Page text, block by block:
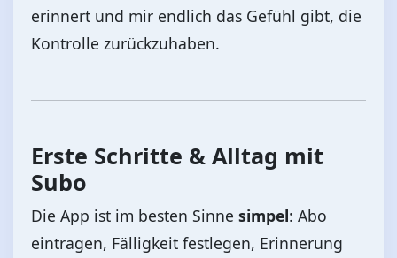
erinnert und mir endlich das Gefühl gibt, die
Kontrolle zurückzuhaben.
Erste Schritte & Alltag mit
Subo
Die App ist im besten Sinne simpel: Abo
eintragen, Fälligkeit festlegen, Erinnerung